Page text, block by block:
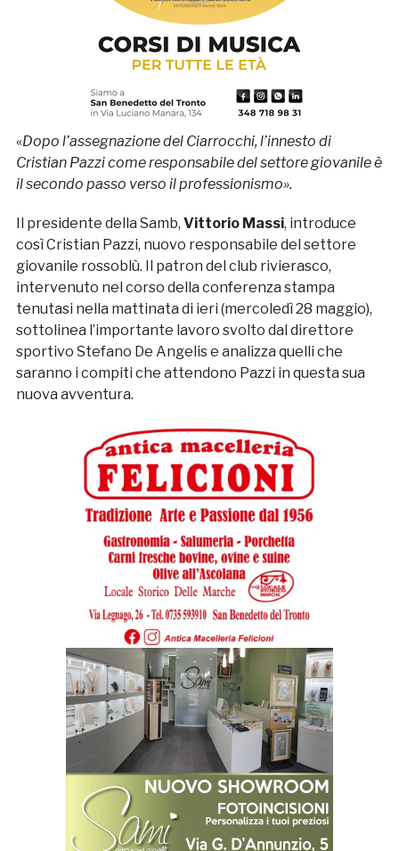
«Dopo l’assegnazione del Ciarrocchi, l’innesto di
Cristian Pazzi come responsabile del settore giovanile è
il secondo passo verso il professionismo».
Il presidente della Samb, Vittorio Massi, introduce
così Cristian Pazzi, nuovo responsabile del settore
giovanile rossoblù. Il patron del club rivierasco,
intervenuto nel corso della conferenza stampa
tenutasi nella mattinata di ieri (mercoledì 28 maggio),
sottolinea l’importante lavoro svolto dal direttore
sportivo Stefano De Angelis e analizza quelli che
saranno i compiti che attendono Pazzi in questa sua
nuova avventura.